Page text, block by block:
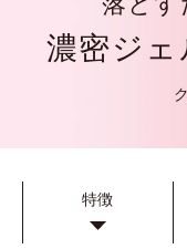
濃密ジ
特徴